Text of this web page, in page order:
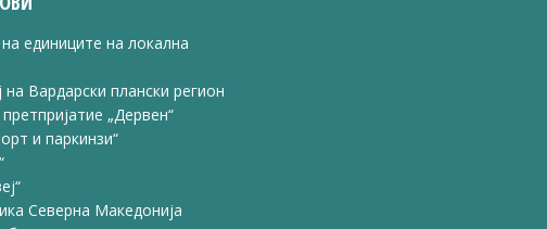
единиците на локална
на Вардарски плански регион
„Дервен“
и паркинзи“
Северна Македонија